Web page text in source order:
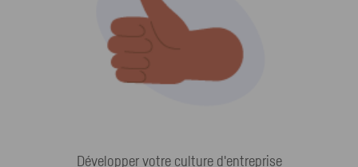
Développer votre culture d'entreprise